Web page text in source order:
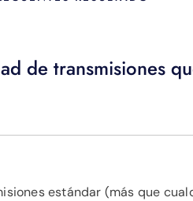
de transmisiones
estándar (más que